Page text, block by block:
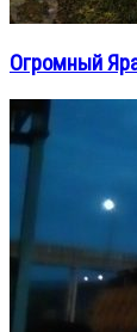
Огромный